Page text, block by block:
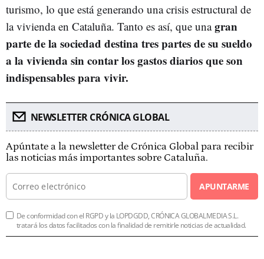
turismo, lo que está generando una crisis estructural de
la vivienda en Cataluña. Tanto es así, que unagran
parte de la sociedad destina tres partes de su sueldo
a la vivienda sin contar los gastos diarios que son
indispensables para vivir.
NEWSLETTER CRÓNICA GLOBAL
Apúntate a la newsletter de Crónica Global para recibir
las noticias más importantes sobre Cataluña.
APUNTARME
De conformidad con el RGPD y la LOPDGDD, CRÓNICA GLOBALMEDIA S.L.
tratará los datos facilitados con la finalidad de remitirle noticias de actualidad.